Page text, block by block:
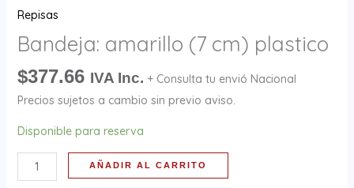
Repisas
Bandeja: amarillo (7 cm) plastico
$377.66 IVA Inc. + Consulta tu envió Nacional
Precios sujetos a cambio sin previo aviso.
Disponible para reserva
plastico
cantidad
AÑADIR AL CARRITO